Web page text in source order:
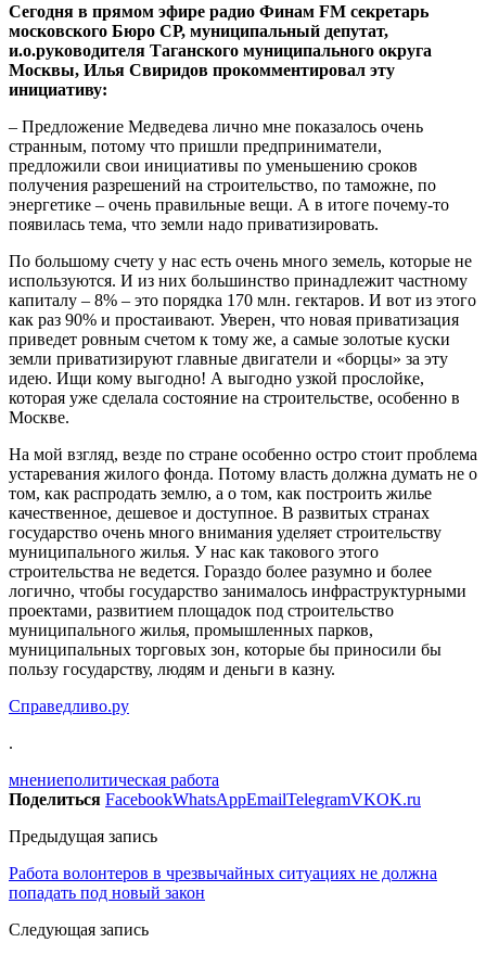
Сегодня в прямом эфире радио Финам FM секретарь
московского Бюро СР, муниципальный депутат,
и.о.руководителя Таганского муниципального округа
Москвы, Илья Свиридов прокомментировал эту
инициативу:
– Предложение Медведева лично мне показалось очень
странным, потому что пришли предприниматели,
предложили свои инициативы по уменьшению сроков
получения разрешений на строительство, по таможне, по
энергетике – очень правильные вещи. А в итоге почему-то
появилась тема, что земли надо приватизировать.
По большому счету у нас есть очень много земель, которые не
используются. И из них большинство принадлежит частному
капиталу – 8% – это порядка 170 млн. гектаров. И вот из этого
как раз 90% и простаивают. Уверен, что новая приватизация
приведет ровным счетом к тому же, а самые золотые куски
земли приватизируют главные двигатели и «борцы» за эту
идею. Ищи кому выгодно! А выгодно узкой прослойке,
которая уже сделала состояние на строительстве, особенно в
Москве.
На мой взгляд, везде по стране особенно остро стоит проблема
устаревания жилого фонда. Потому власть должна думать не о
том, как распродать землю, а о том, как построить жилье
качественное, дешевое и доступное. В развитых странах
государство очень много внимания уделяет строительству
муниципального жилья. У нас как такового этого
строительства не ведется. Гораздо более разумно и более
логично, чтобы государство занималось инфраструктурными
проектами, развитием площадок под строительство
муниципального жилья, промышленных парков,
муниципальных торговых зон, которые бы приносили бы
пользу государству, людям и деньги в казну.
Справедливо.ру
.
мнениеполитическая работа
Поделиться FacebookWhatsAppEmailTelegramVKOK.ru
Предыдущая запись
Работа волонтеров в чрезвычайных ситуациях не должна
попадать под новый закон
Следующая запись